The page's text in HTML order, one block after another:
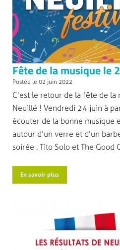
Fête de la musique le
Postée le 02 juin 2022
C'est le retour de la fête de la
Neuillé ! Vendredi 24 juin à
écouter de la bonne musique
autour d’un verre et d’un
soirée : Tito Solo et The Good
En savoir plus